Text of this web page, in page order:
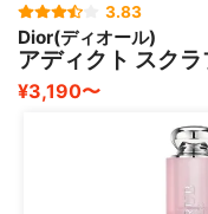
3.83
Dior(ディオール)
アディクト スク
¥3,190〜